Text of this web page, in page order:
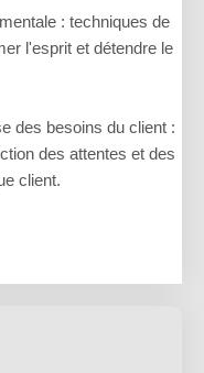
: techniques de
l'esprit et détendre le
des besoins du client :
des attentes et des
client.